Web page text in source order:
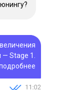
— Stage 1.